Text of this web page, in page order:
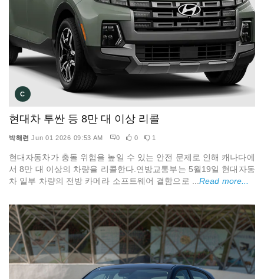
C
현대차 투싼 등 8만 대 이상 리콜
박해련 Jun 01 2026 09:53 AM 0 0 1
현대자동차가 충돌 위험을 높일 수 있는 안전 문제로 인해 캐나다에
서 8만 대 이상의 차량을 리콜한다.연방교통부는 5월19일 현대자동
차 일부 차량의 전방 카메라 소프트웨어 결함으로 ...Read more...